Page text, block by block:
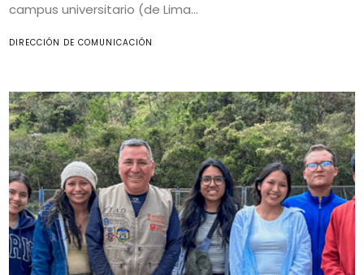
campus universitario (de Lima...
DIRECCIÓN DE COMUNICACIÓN